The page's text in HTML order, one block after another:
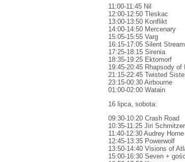
11:00-11:45 Nil
12:00-12:50 Tleskac
13:00-13:50 Konflikt
14:00-14:50 Mercenary
15:05-15:55 Varg
16:15-17:05 Silent
17:25-18:15 Sirenia
18:35-19:25 Ektomorf
19:45-20:45 Rhapsody of
21:15-22:45 Twisted
23:15-00:30 Airbourne
01:00-02:00 Watain
16 lipca, sobota:
09:30-10:20 Crash Road
10:35-11:25 Jiri Schmitzer
11:40-12:30 Audrey Horne
12:45-13:35 Powerwolf
13:50-14:40 Visions of
15:00-16:30 Seven +